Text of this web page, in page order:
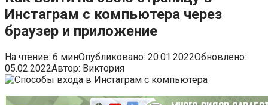
Инстаграм с компьютера через
браузер и приложение
На чтение: 6 минОпубликовано: 20.01.2022Обновлено:
05.02.2022Автор: Виктория